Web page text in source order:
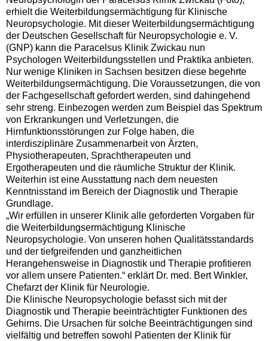
erhielt die Weiterbildungsermächtigung für Klinische
Neuropsychologie. Mit dieser Weiterbildungsermächtigung
der Deutschen Gesellschaft für Neuropsychologie e. V.
(GNP) kann die Paracelsus Klinik Zwickau nun
Psychologen Weiterbildungsstellen und Praktika anbieten.
Nur wenige Kliniken in Sachsen besitzen diese begehrte
Weiterbildungsermächtigung. Die Voraussetzungen, die von
der Fachgesellschaft gefordert werden, sind dahingehend
sehr streng. Einbezogen werden zum Beispiel das Spektrum
von Erkrankungen und Verletzungen, die
Hirnfunktionsstörungen zur Folge haben, die
interdisziplinäre Zusammenarbeit von Ärzten,
Physiotherapeuten, Sprachtherapeuten und
Ergotherapeuten und die räumliche Struktur der Klinik.
Weiterhin ist eine Ausstattung nach dem neuesten
Kenntnisstand im Bereich der Diagnostik und Therapie
Grundlage.
„Wir erfüllen in unserer Klinik alle geforderten Vorgaben für
die Weiterbildungsermächtigung Klinische
Neuropsychologie. Von unseren hohen Qualitätsstandards
und der tiefgreifenden und ganzheitlichen
Herangehensweise in Diagnostik und Therapie profitieren
vor allem unsere Patienten.“ erklärt Dr. med. Bert Winkler,
Chefarzt der Klinik für Neurologie.
Die Klinische Neuropsychologie befasst sich mit der
Diagnostik und Therapie beeinträchtigter Funktionen des
Gehirns. Die Ursachen für solche Beeinträchtigungen sind
vielfältig und betreffen sowohl Patienten der Klinik für